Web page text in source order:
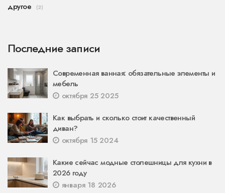
другое (2)
Последние записи
Современная ванная: обязательные элементы и
мебель
октября 25 2025
Как выбрать и сколько стоит качественный
диван?
октября 15 2024
Какие сейчас модные столешницы для кухни в
2026 году
января 18 2026